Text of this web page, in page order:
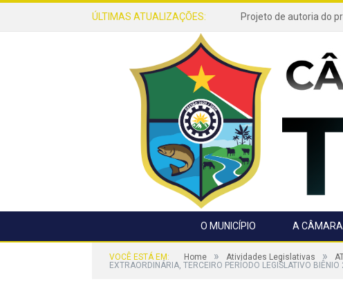
ÚLTIMAS ATUALIZAÇÕES:
O MUNICÍPIO A CÂMARA
VOCÊ ESTÁ EM: Home » Atividades Legislativas »
EXTRAORDINÁRIA, TERCEIRO PERÍODO LEGISLATIVO